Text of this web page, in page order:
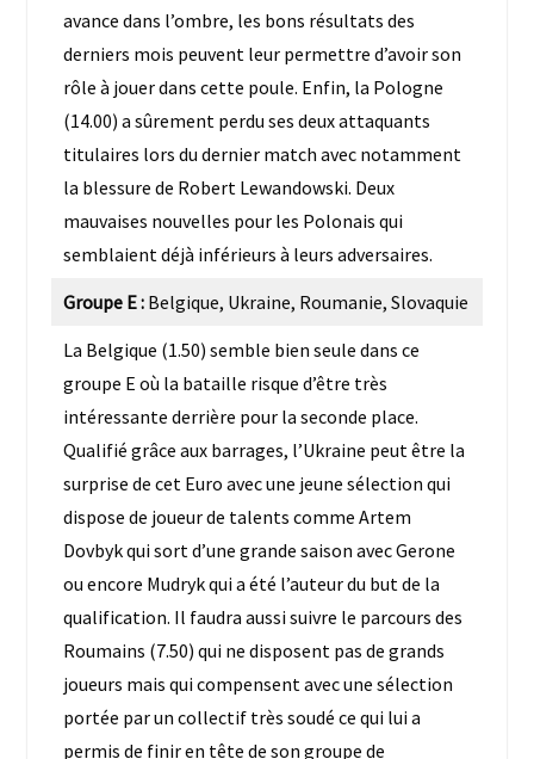
avance dans l’ombre, les bons résultats des
derniers mois peuvent leur permettre d’avoir son
rôle à jouer dans cette poule. Enfin, la Pologne
(14.00) a sûrement perdu ses deux attaquants
titulaires lors du dernier match avec notamment
la blessure de Robert Lewandowski. Deux
mauvaises nouvelles pour les Polonais qui
semblaient déjà inférieurs à leurs adversaires.
Groupe E : Belgique, Ukraine, Roumanie, Slovaquie
La Belgique (1.50) semble bien seule dans ce
groupe E où la bataille risque d’être très
intéressante derrière pour la seconde place.
Qualifié grâce aux barrages, l’Ukraine peut être la
surprise de cet Euro avec une jeune sélection qui
dispose de joueur de talents comme Artem
Dovbyk qui sort d’une grande saison avec Gerone
ou encore Mudryk qui a été l’auteur du but de la
qualification. Il faudra aussi suivre le parcours des
Roumains (7.50) qui ne disposent pas de grands
joueurs mais qui compensent avec une sélection
portée par un collectif très soudé ce qui lui a
permis de finir en tête de son groupe de